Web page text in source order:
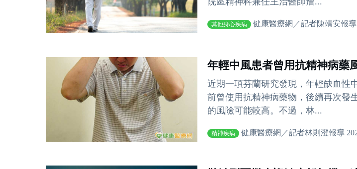
其他身心疾病 健康醫療網／記者陳靖安報
年輕中風患者曾用抗精神病藥
近期一項芬蘭研究發現，年輕缺血性
前曾使用抗精神病藥物，後續再次發
的風險可能較高。不過，林...
精神疾病 健康醫療網／記者林則澄報導